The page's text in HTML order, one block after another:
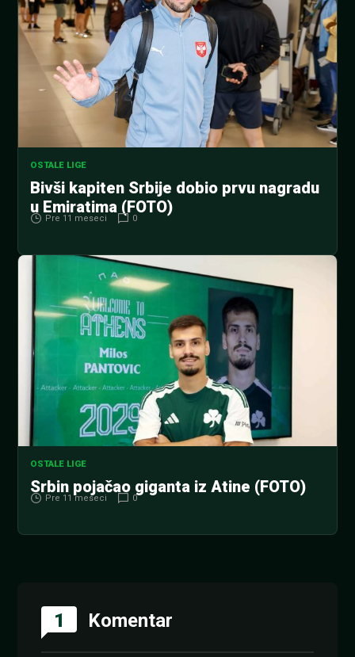
OSTALE LIGE
Bivši kapiten Srbije dobio prvu nagradu
u Emiratima (FOTO)
Pre 11 meseci 0
OSTALE LIGE
Srbin pojačao giganta iz Atine (FOTO)
Pre 11 meseci 0
1 Komentar